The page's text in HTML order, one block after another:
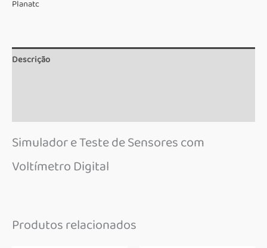
Planatc
Descrição
Simulador e Teste de Sensores com
Voltímetro Digital
Produtos relacionados